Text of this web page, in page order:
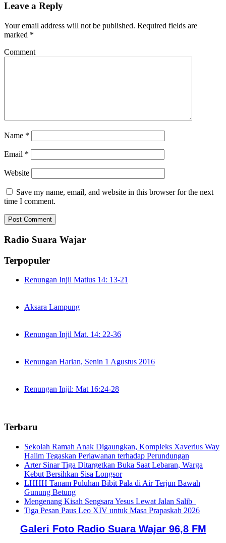
Leave a Reply
Your email address will not be published. Required fields are
marked *
Comment
Name *
Email *
Website
Save my name, email, and website in this browser for the next
time I comment.
Radio Suara Wajar
Terpopuler
Renungan Injil Matius 14: 13-21
Aksara Lampung
Renungan Injil Mat. 14: 22-36
Renungan Harian, Senin 1 Agustus 2016
Renungan Injil: Mat 16:24-28
Terbaru
Sekolah Ramah Anak Digaungkan, Kompleks Xaverius Way
Halim Tegaskan Perlawanan terhadap Perundungan
Arter Sinar Tiga Ditargetkan Buka Saat Lebaran, Warga
Kebut Bersihkan Sisa Longsor
LHHH Tanam Puluhan Bibit Pala di Air Terjun Bawah
Gunung Betung
Mengenang Kisah Sengsara Yesus Lewat Jalan Salib
Tiga Pesan Paus Leo XIV untuk Masa Prapaskah 2026
Galeri Foto Radio Suara Wajar 96,8 FM